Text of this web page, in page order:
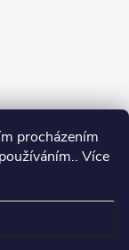
procházením
Více